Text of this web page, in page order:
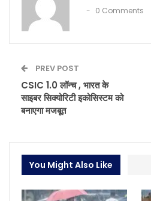
0 Comments
PREV POST
CSIC 1.0 लॉन्च , भारत के
साइबर सिक्योरिटी इकोसिस्टम को
बनाएगा मजबूत
You Might Also Like